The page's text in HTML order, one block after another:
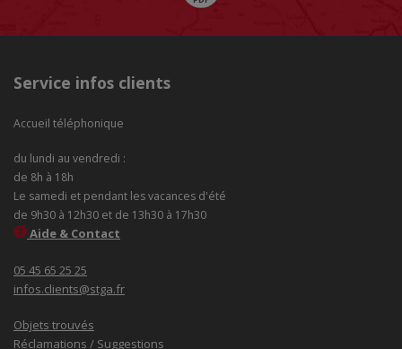
Service infos clients
Accueil téléphonique
du lundi au vendredi :
de 8h à 18h
Le samedi et pendant les vacances d'été
de 9h30 à 12h30 et de 13h30 à 17h30
Aide & Contact
05 45 65 25 25
infos.clients@stga.fr
Objets trouvés
Réclamations / Suggestions